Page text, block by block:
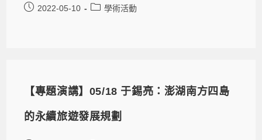
2022-05-10 學術活動
【專題演講】05/18 于錫亮：澎湖南方四島
的永續旅遊發展規劃